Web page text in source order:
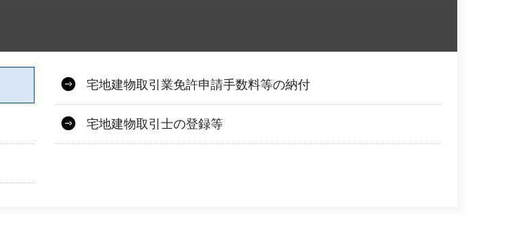
宅地建物取引業免許申請手数料等の納付
宅地建物取引士の登録等